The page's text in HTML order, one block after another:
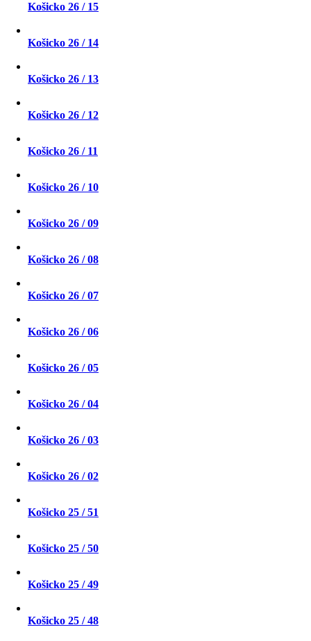
Košicko 26 / 15
Košicko 26 / 14
Košicko 26 / 13
Košicko 26 / 12
Košicko 26 / 11
Košicko 26 / 10
Košicko 26 / 09
Košicko 26 / 08
Košicko 26 / 07
Košicko 26 / 06
Košicko 26 / 05
Košicko 26 / 04
Košicko 26 / 03
Košicko 26 / 02
Košicko 25 / 51
Košicko 25 / 50
Košicko 25 / 49
Košicko 25 / 48